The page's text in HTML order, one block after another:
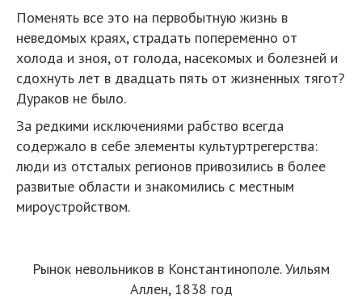
Поменять все это на первобытную жизнь в
неведомых краях, страдать попеременно от
холода и зноя, от голода, насекомых и болезней и
сдохнуть лет в двадцать пять от жизненных тягот?
Дураков не было.
За редкими исключениями рабство всегда
содержало в себе элементы культуртрегерства:
люди из отсталых регионов привозились в более
развитые области и знакомились с местным
мироустройством.
Рынок невольников в Константинополе. Уильям
Аллен, 1838 год